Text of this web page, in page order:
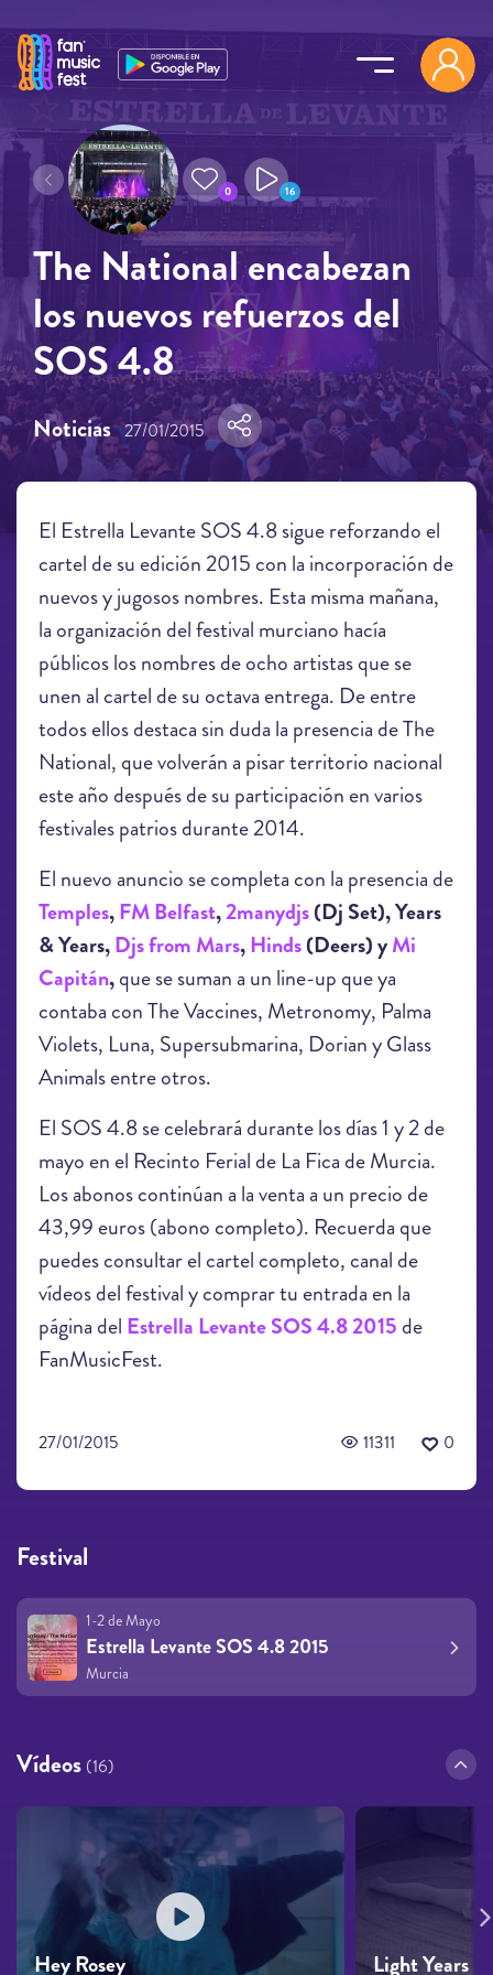
0 16
Noticias 27/01/2015
The National encabezan
los nuevos refuerzos del
SOS 4.8
El Estrella Levante SOS 4.8 sigue reforzando el
cartel de su edición 2015 con la incorporación de
nuevos y jugosos nombres. Esta misma mañana,
la organización del festival murciano hacía
públicos los nombres de ocho artistas que se
unen al cartel de su octava entrega. De entre
todos ellos destaca sin duda la presencia de The
National, que volverán a pisar territorio nacional
este año después de su participación en varios
festivales patrios durante 2014.
El nuevo anuncio se completa con la presencia de
Temples,FM Belfast,2manydjs(Dj Set), Years
& Years,Djs from Mars,Hinds(Deers) yMi
Capitán,que se suman a un line-up que ya
contaba con The Vaccines, Metronomy, Palma
Violets, Luna, Supersubmarina, Dorian y Glass
Animals entre otros.
El SOS 4.8 se celebrará durante los días 1 y 2 de
mayo en el Recinto Ferial de La Fica de Murcia.
Los abonos continúan a la venta a un precio de
43,99 euros (abono completo). Recuerda que
puedes consultar el cartel completo, canal de
vídeos del festival y comprar tu entrada en la
página del Estrella Levante SOS 4.8 2015 de
FanMusicFest.
27/01/2015 11311 0
Festival
1-2 de Mayo
Estrella Levante SOS 4.8 2015
Murcia
Vídeos (16)
Hey Rosey Light Years